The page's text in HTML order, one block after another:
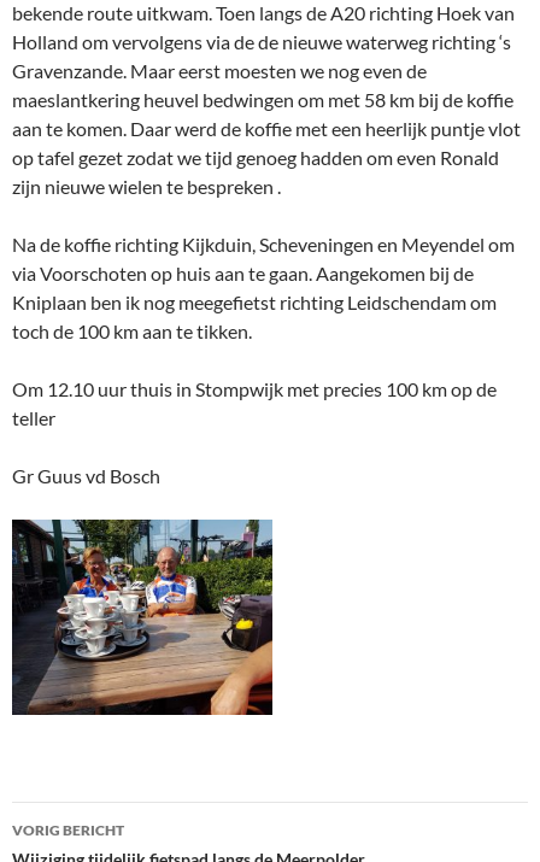
bekende route uitkwam. Toen langs de A20 richting Hoek van
Holland om vervolgens via de de nieuwe waterweg richting ‘s
Gravenzande. Maar eerst moesten we nog even de
maeslantkering heuvel bedwingen om met 58 km bij de koffie
aan te komen. Daar werd de koffie met een heerlijk puntje vlot
op tafel gezet zodat we tijd genoeg hadden om even Ronald
zijn nieuwe wielen te bespreken .
Na de koffie richting Kijkduin, Scheveningen en Meyendel om
via Voorschoten op huis aan te gaan. Aangekomen bij de
Kniplaan ben ik nog meegefietst richting Leidschendam om
toch de 100 km aan te tikken.
Om 12.10 uur thuis in Stompwijk met precies 100 km op de
teller
Gr Guus vd Bosch
Bericht
VORIG BERICHT